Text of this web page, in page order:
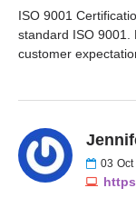
ISO 9001
standard ISO 9001.
customer
03 Oct